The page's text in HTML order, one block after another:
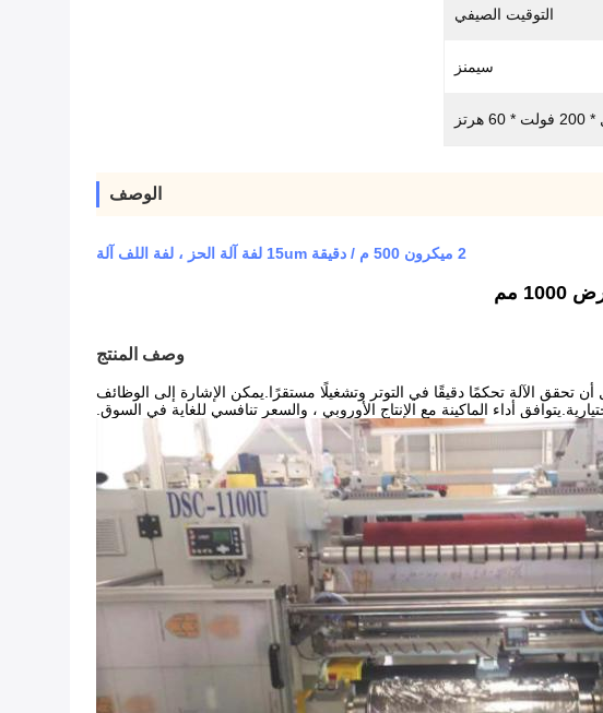
التوقيت الصيفي
سيمنز
الوصف
2 ميكرون 500 م / دقيقة 15um لفة آلة الحز ، لفة اللف آلة
وصف المنتج
أداء الماكينة مع الإنتاج الأوروبي ، والسعر تنافسي للغاية في السوق.